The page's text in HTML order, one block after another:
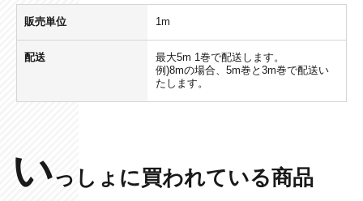
販売単位 1m
配送
最大5m 1巻で配送します。
例)8mの場合、5m巻と3m巻で配送い
たします。
いっしょに買われている商品